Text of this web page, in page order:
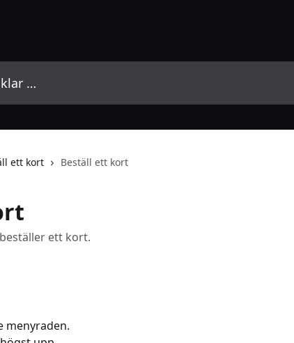
ett kort Beställ ett kort
ett kort.
menyraden.